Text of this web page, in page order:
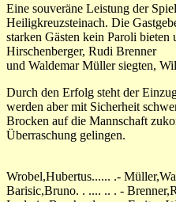
Eine souveräne Leistung der
Heiligkreuzsteinach. Die
starken Gästen kein Paroli
Hirschenberger, Rudi Brenner
und Waldemar Müller siegten,
Durch den Erfolg steht der
werden aber mit Sicherheit
Brocken auf die Mannschaft
Überraschung gelingen.
Wrobel,Hubertus...... .-
Barisic,Bruno. . .... .. . -